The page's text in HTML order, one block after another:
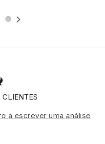
CLIENTES
a escrever uma análise